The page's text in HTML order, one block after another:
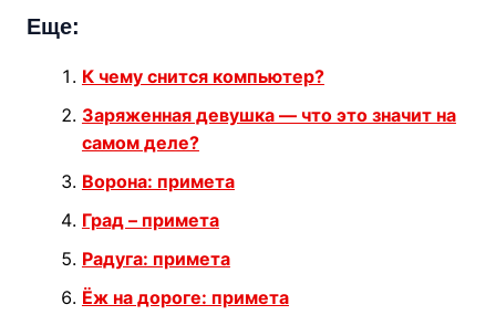
Еще:
К чему снится компьютер?
Заряженная девушка — что это значит на
самом деле?
Ворона: примета
Град – примета
Радуга: примета
Ёж на дороге: примета